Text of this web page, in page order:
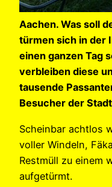
Aachen. Was soll
türmen sich in der
einen ganzen Tag
verbleiben diese
tausende
Besucher der
Scheinbar achtlos
voller Windeln,
Restmüll zu einem
aufgetürmt.